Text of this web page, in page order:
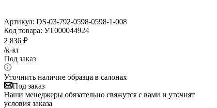
Артикул: DS-03-792-0598-0598-1-008
Код товара: УТ000044924
2 836 ₽
/к-кт
Под заказ
Уточнить наличие образца в салонах
Под заказ
Наши менеджеры обязательно свяжутся с вами и уточнят
условия заказа